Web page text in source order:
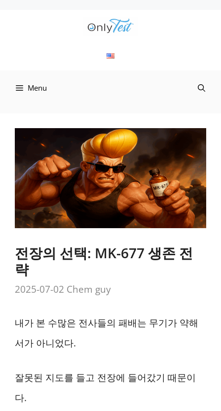
Menu
전장의 선택: MK-677 생존 전
략
2025-07-02 Chem guy
내가 본 수많은 전사들의 패배는 무기가 약해
서가 아니었다.
잘못된 지도를 들고 전장에 들어갔기 때문이
다.